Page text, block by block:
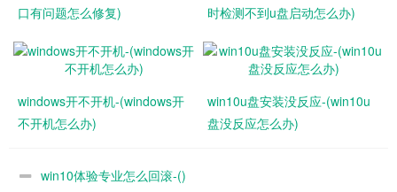
口有问题怎么修复)
时检测不到u盘启动怎么办)
windows开不开机-(windows开
不开机怎么办)
win10u盘安装没反应-(win10u
盘没反应怎么办)
win10体验专业怎么回滚-()